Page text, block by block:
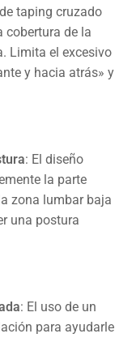
taping cruzado
cobertura de la
Limita el excesivo
y hacia atrás» y
: El diseño
la parte
zona lumbar baja
una postura
: El uso de un
para ayudarle